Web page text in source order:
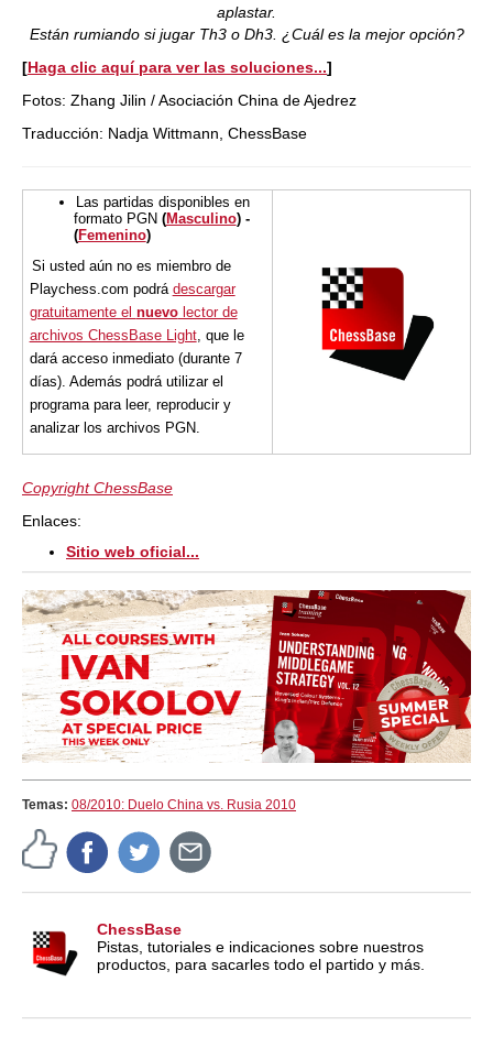
aplastar.
Están rumiando si jugar Th3 o Dh3. ¿Cuál es la mejor opción?
[Haga clic aquí para ver las soluciones...]
Fotos: Zhang Jilin / Asociación China de Ajedrez
Traducción: Nadja Wittmann, ChessBase
Las partidas disponibles en
formato PGN (Masculino) -
(Femenino)
Si usted aún no es miembro de
Playchess.com podrá descargar
gratuitamente el nuevolector de
archivos ChessBase Light, que le
dará acceso inmediato (durante 7
días). Además podrá utilizar el
programa para leer, reproducir y
analizar los archivos PGN.
Copyright ChessBase
Enlaces:
Sitio web oficial...
Temas: 08/2010: Duelo China vs. Rusia 2010
ChessBase
Pistas, tutoriales e indicaciones sobre nuestros
productos, para sacarles todo el partido y más.